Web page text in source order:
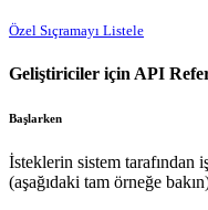
Özel Sıçramayı Listele
Geliştiriciler için API
Başlarken
İsteklerin sistem tarafından
(aşağıdaki tam örneğe